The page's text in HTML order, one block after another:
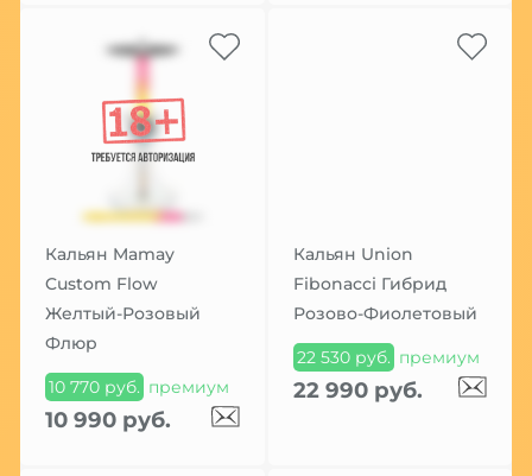
Кальян Mamay
Custom Flow
Желтый-Розовый
Флюр
10 770 руб. премиум
10 990 руб.
Кальян Union
Fibonacci Гибрид
Розово-Фиолетовый
22 530 руб. премиум
22 990 руб.